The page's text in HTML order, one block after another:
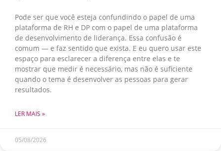
Pode ser que você esteja confundindo o papel de uma
plataforma de RH e DP com o papel de uma plataforma
de desenvolvimento de liderança. Essa confusão é
comum — e faz sentido que exista. E eu quero usar este
espaço para esclarecer a diferença entre elas e te
mostrar que medir é necessário, mas não é suficiente
quando o tema é desenvolver as pessoas para gerar
resultados.
LER MAIS »
05/08/2026